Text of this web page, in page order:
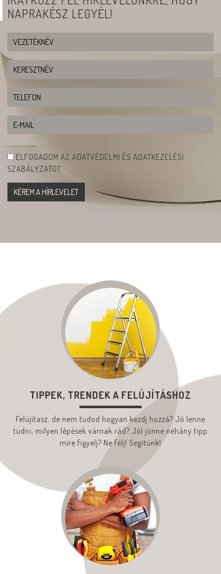
NAPRAKÉSZ LEGYÉL!
ELFOGADOM AZ ADATVÉDELMI ÉS ADATKEZELÉSI
SZABÁLYZATOT
TIPPEK, TRENDEK A FELÚJÍTÁSHOZ
Felújítasz, de nem tudod hogyan kezdj hozzá? Jó lenne
tudni, milyen lépések várnak rád? Jól jönne néhány tipp
mire figyelj? Ne félj! Segítünk!